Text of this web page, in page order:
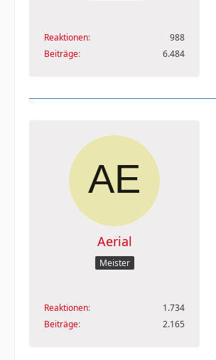
Reaktionen
988
Beiträge
6.484
Aerial
Meister
Reaktionen
1.734
Beiträge
2.165